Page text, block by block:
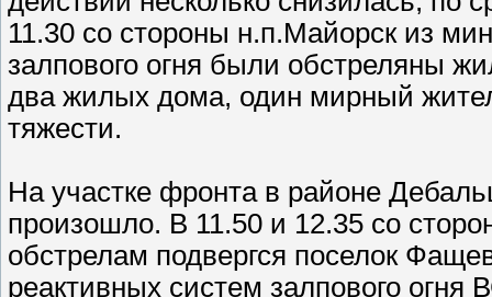
11.30 со стороны н.п.Майорск из
залпового огня были обстреляны
два жилых дома, один мирный
тяжести.
На участке фронта в районе
произошло. В 11.50 и 12.35 со
обстрелам подвергся поселок
реактивных систем залпового